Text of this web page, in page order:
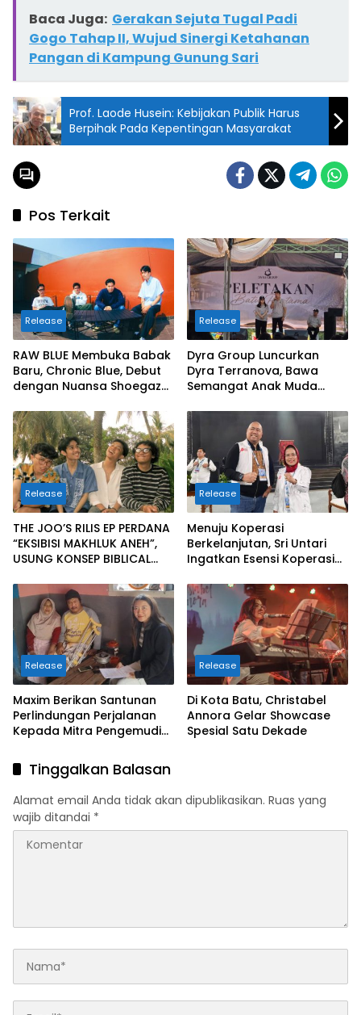
Baca Juga: Gerakan Sejuta Tugal Padi
Gogo Tahap II, Wujud Sinergi Ketahanan
Pangan di Kampung Gunung Sari
Prof. Laode Husein: Kebijakan Publik Harus
Berpihak Pada Kepentingan Masyarakat
Pos Terkait
Release
RAW BLUE Membuka Babak
Baru, Chronic Blue, Debut
dengan Nuansa Shoegaze
Release
Dyra Group Luncurkan
Dyra Terranova, Bawa
Semangat Anak Muda
Properti Batam
Release
THE JOO’S RILIS EP PERDANA
“EKSIBISI MAKHLUK ANEH”,
USUNG KONSEP BIBLICAL
Release
Menuju Koperasi
Berkelanjutan, Sri Untari
Ingatkan Esensi Koperasi
Release
Maxim Berikan Santunan
Perlindungan Perjalanan
Kepada Mitra Pengemudi
Release
Di Kota Batu, Christabel
Annora Gelar Showcase
Spesial Satu Dekade
Tinggalkan Balasan
Alamat email Anda tidak akan dipublikasikan. Ruas yang
wajib ditandai *